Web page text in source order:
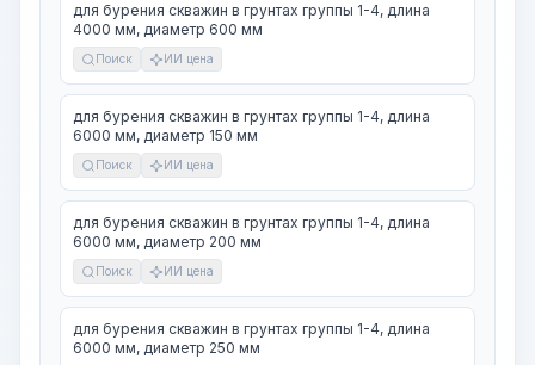
для бурения скважин в грунтах группы 1-4, длина
4000 мм, диаметр 600 мм
Поиск ИИ цена
для бурения скважин в грунтах группы 1-4, длина
6000 мм, диаметр 150 мм
Поиск ИИ цена
для бурения скважин в грунтах группы 1-4, длина
6000 мм, диаметр 200 мм
Поиск ИИ цена
для бурения скважин в грунтах группы 1-4, длина
6000 мм, диаметр 250 мм